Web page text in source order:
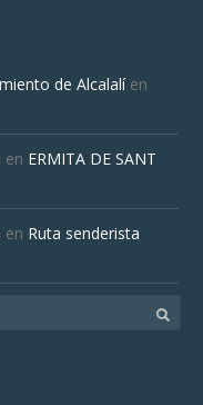
de Alcalalíen
en ERMITA DE SANT
en Ruta senderista